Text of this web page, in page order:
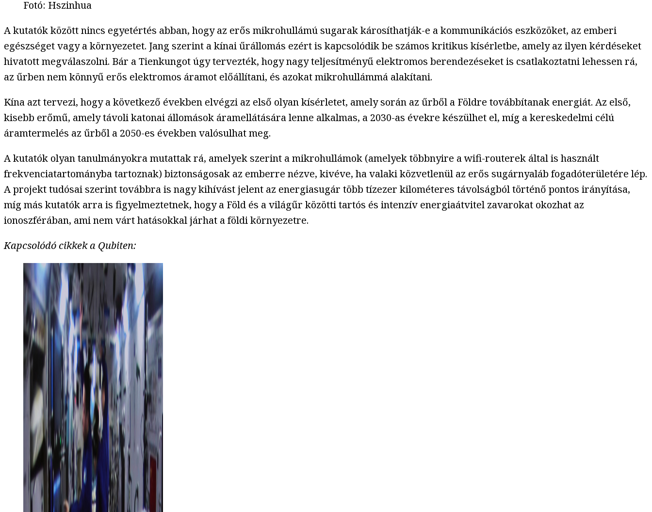
Fotó: Hszinhua
A kutatók között nincs egyetértés abban, hogy az erős mikrohullámú sugarak károsíthatják-e a kommunikációs eszközöket, az emberi
egészséget vagy a környezetet. Jang szerint a kínai űrállomás ezért is kapcsolódik be számos kritikus kísérletbe, amely az ilyen kérdéseket
hivatott megválaszolni. Bár a Tienkungot úgy tervezték, hogy nagy teljesítményű elektromos berendezéseket is csatlakoztatni lehessen rá,
az űrben nem könnyű erős elektromos áramot előállítani, és azokat mikrohullámmá alakítani.
Kína azt tervezi, hogy a következő években elvégzi az első olyan kísérletet, amely során az űrből a Földre továbbítanak energiát. Az első,
kisebb erőmű, amely távoli katonai állomások áramellátására lenne alkalmas, a 2030-as évekre készülhet el, míg a kereskedelmi célú
áramtermelés az űrből a 2050-es években valósulhat meg.
A kutatók olyan tanulmányokra mutattak rá, amelyek szerint a mikrohullámok (amelyek többnyire a wifi-routerek által is használt
frekvenciatartományba tartoznak) biztonságosak az emberre nézve, kivéve, ha valaki közvetlenül az erős sugárnyaláb fogadóterületére lép.
A projekt tudósai szerint továbbra is nagy kihívást jelent az energiasugár több tízezer kilométeres távolságból történő pontos irányítása,
míg más kutatók arra is figyelmeztetnek, hogy a Föld és a világűr közötti tartós és intenzív energiaátvitel zavarokat okozhat az
ionoszférában, ami nem várt hatásokkal járhat a földi környezetre.
Kapcsolódó cikkek a Qubiten: